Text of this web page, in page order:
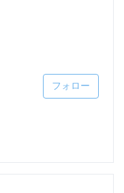
フォロー